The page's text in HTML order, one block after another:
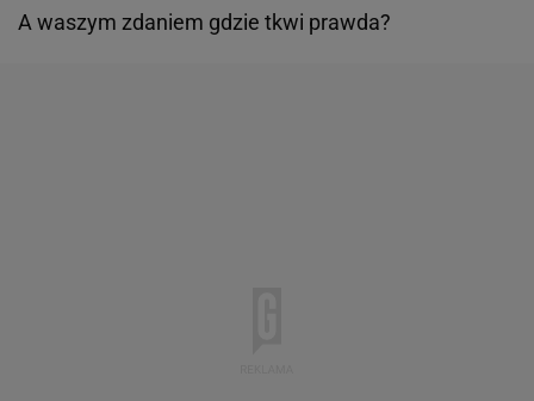
A waszym zdaniem gdzie tkwi prawda?